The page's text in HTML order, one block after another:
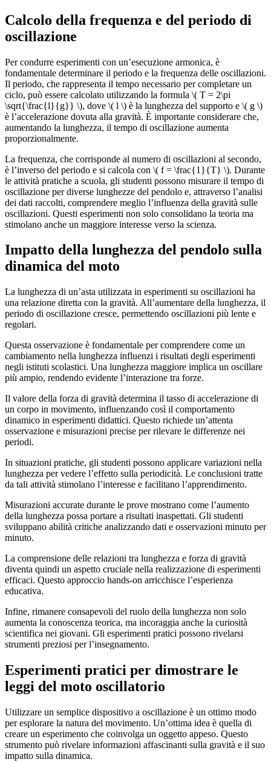
Calcolo della frequenza e del periodo di
oscillazione
Per condurre esperimenti con un’esecuzione armonica, è
fondamentale determinare il periodo e la frequenza delle oscillazioni.
Il periodo, che rappresenta il tempo necessario per completare un
ciclo, può essere calcolato utilizzando la formula \( T = 2\pi
\sqrt{\frac{l}{g}} \), dove \( l \) è la lunghezza del supporto e \( g \)
è l’accelerazione dovuta alla gravità. È importante considerare che,
aumentando la lunghezza, il tempo di oscillazione aumenta
proporzionalmente.
La frequenza, che corrisponde al numero di oscillazioni al secondo,
è l’inverso del periodo e si calcola con \( f = \frac{1}{T} \). Durante
le attività pratiche a scuola, gli studenti possono misurare il tempo di
oscillazione per diverse lunghezze del pendolo e, attraverso l’analisi
dei dati raccolti, comprendere meglio l’influenza della gravità sulle
oscillazioni. Questi esperimenti non solo consolidano la teoria ma
stimolano anche un maggiore interesse verso la scienza.
Impatto della lunghezza del pendolo sulla
dinamica del moto
La lunghezza di un’asta utilizzata in esperimenti su oscillazioni ha
una relazione diretta con la gravità. All’aumentare della lunghezza, il
periodo di oscillazione cresce, permettendo oscillazioni più lente e
regolari.
Questa osservazione è fondamentale per comprendere come un
cambiamento nella lunghezza influenzi i risultati degli esperimenti
negli istituti scolastici. Una lunghezza maggiore implica un oscillare
più ampio, rendendo evidente l’interazione tra forze.
Il valore della forza di gravità determina il tasso di accelerazione di
un corpo in movimento, influenzando così il comportamento
dinamico in esperimenti didattici. Questo richiede un’attenta
osservazione e misurazioni precise per rilevare le differenze nei
periodi.
In situazioni pratiche, gli studenti possono applicare variazioni nella
lunghezza per vedere l’effetto sulla periodicità. Le conclusioni tratte
da tali attività stimolano l’interesse e facilitano l’apprendimento.
Misurazioni accurate durante le prove mostrano come l’aumento
della lunghezza possa portare a risultati inaspettati. Gli studenti
sviluppano abilità critiche analizzando dati e osservazioni minuto per
minuto.
La comprensione delle relazioni tra lunghezza e forza di gravità
diventa quindi un aspetto cruciale nella realizzazione di esperimenti
efficaci. Questo approccio hands-on arricchisce l’esperienza
educativa.
Infine, rimanere consapevoli del ruolo della lunghezza non solo
aumenta la conoscenza teorica, ma incoraggia anche la curiosità
scientifica nei giovani. Gli esperimenti pratici possono rivelarsi
strumenti preziosi per l’insegnamento.
Esperimenti pratici per dimostrare le
leggi del moto oscillatorio
Utilizzare un semplice dispositivo a oscillazione è un ottimo modo
per esplorare la natura del movimento. Un’ottima idea è quella di
creare un esperimento che coinvolga un oggetto appeso. Questo
strumento può rivelare informazioni affascinanti sulla gravità e il suo
impatto sulla dinamica.